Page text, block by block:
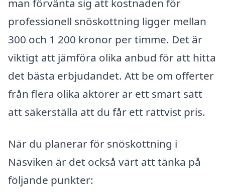
professionell snöskottning ligger mellan
300 och 1 200 kronor per timme. Det är
viktigt att jämföra olika anbud för att hitta
det bästa erbjudandet. Att be om offerter
från flera olika aktörer är ett smart sätt
att säkerställa att du får ett rättvist pris.
När du planerar för snöskottning i
Näsviken är det också värt att tänka på
följande punkter: